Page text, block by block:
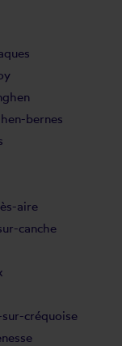
bernes
aire
canche
créquoise